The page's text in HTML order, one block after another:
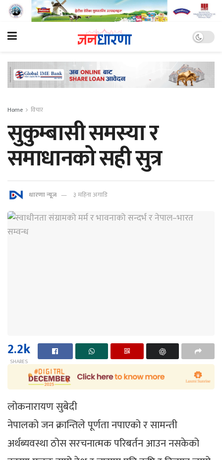
Home विचार
सुकुम्बासी समस्या र
समाधानको सही सुत्र
धारणा न्यूज ३ महिना अगाडि
2.2k
SHARES
लोकनारायण सुबेदी
नेपालको जन क्रान्तिले पूर्णता नपाएको र सामन्ती
अर्थब्यवस्था ठोस सरचनात्मक परिबर्तन आउन नसकेको